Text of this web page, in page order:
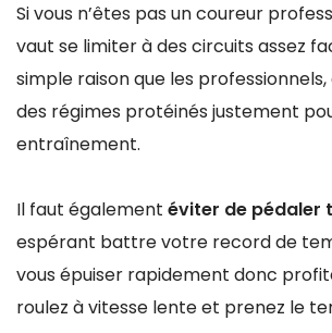
Si vous n’êtes pas un coureur
vaut se limiter à des circuits assez
simple raison que les professionnels,
des régimes protéinés justement
entraînement.
Il faut également éviter de pédaler
espérant battre votre record de
vous épuiser rapidement donc
roulez à vitesse lente et prenez le